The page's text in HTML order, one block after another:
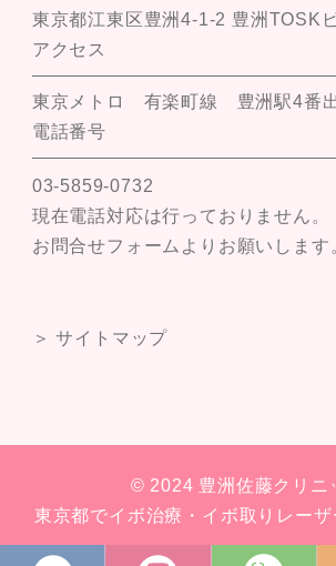
東京都江東区豊洲4-1-2 豊洲TOSK
アクセス
東京メトロ 有楽町線 豊洲駅4番
電話番号
03-5859-0732
現在電話対応は行っておりません。
お問合せフォームよりお願いします
＞ サイトマップ
© 2024 豊洲佐藤クリニ
東京都でイボ治療・イボ取りレーザ